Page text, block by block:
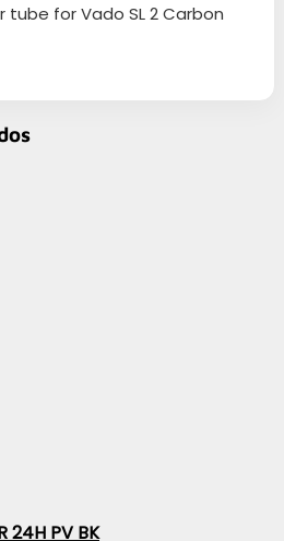
for Vado SL 2 Carbon